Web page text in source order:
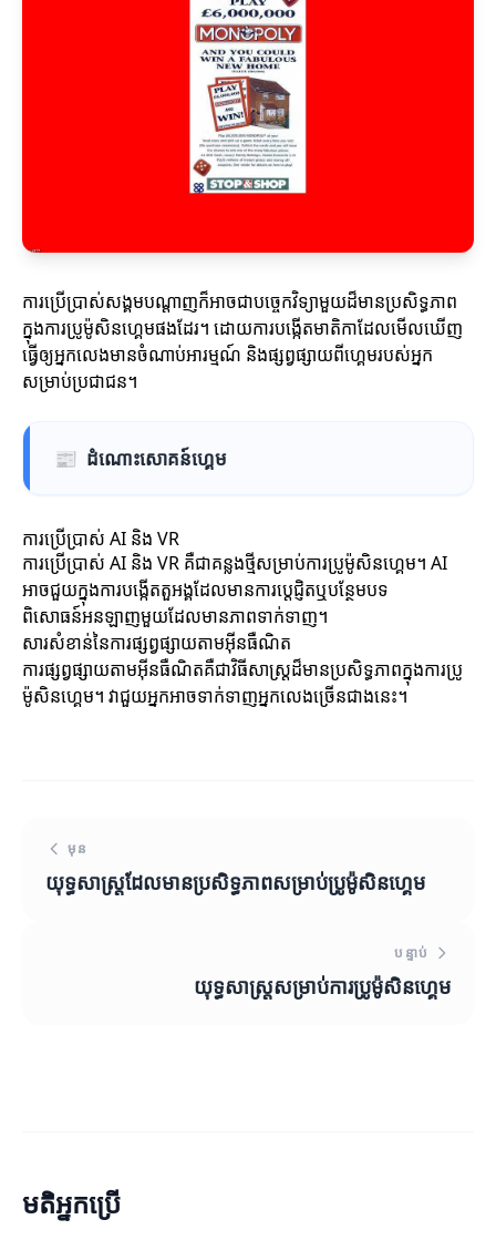
ការប្រើប្រាស់សង្គមបណ្ដាញក៏អាចជាបច្ចេកវិទ្យាមួយដ៏មានប្រសិទ្ធភាព
ក្នុងការប្រូម៉ូសិនហ្គេមផងដែរ។ ដោយការបង្កើតមាតិកាដែលមើលឃើញ
ធ្វើឲ្យអ្នកលេងមានចំណាប់អារម្មណ៍ និងផ្សព្វផ្សាយពីហ្គេមរបស់អ្នក
សម្រាប់ប្រជាជន។
📰 ដំណោះសោគន៍ហ្គេម
ការប្រើប្រាស់ AI និង VR
ការប្រើប្រាស់ AI និង VR គឺជាគន្លងថ្មីសម្រាប់ការប្រូម៉ូសិនហ្គេម។ AI
អាចជួយក្នុងការបង្កើតតួអង្គដែលមានការប្តេជ្ញិតឬបន្ថែមបទ
ពិសោធន៍អនឡាញមួយដែលមានភាពទាក់ទាញ។
សារសំខាន់នៃការផ្សព្វផ្សាយតាមអ៊ីនធឺណិត
ការផ្សព្វផ្សាយតាមអ៊ីនធឺណិតគឺជាវិធីសាស្ត្រដ៏មានប្រសិទ្ធភាពក្នុងការប្រូ
ម៉ូសិនហ្គេម។ វាជួយអ្នកអាចទាក់ទាញអ្នកលេងច្រើនជាងនេះ។
មុន
យុទ្ធសាស្ត្រដែលមានប្រសិទ្ធភាពសម្រាប់ប្រូម៉ូសិនហ្គេម
បន្ទាប់
យុទ្ធសាស្ត្រ​សម្រាប់​ការប្រូម៉ូសិនហ្គេម
មតិអ្នកប្រើ